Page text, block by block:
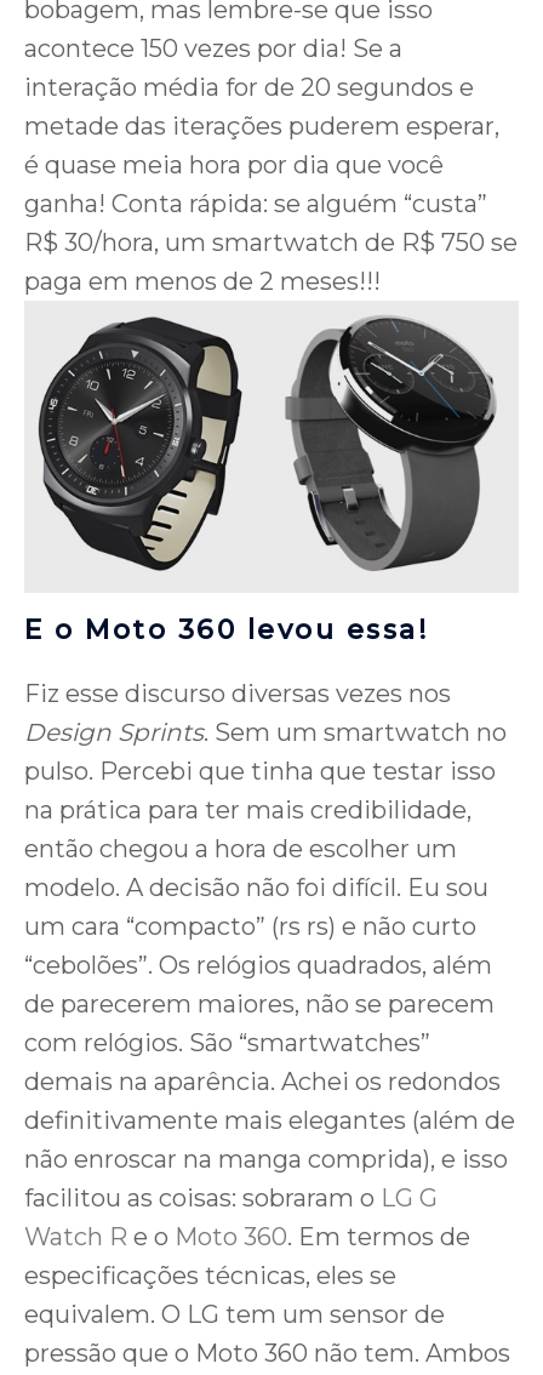
bobagem, mas lembre-se que isso
acontece 150 vezes por dia! Se a
interação média for de 20 segundos e
metade das iterações puderem esperar,
é quase meia hora por dia que você
ganha! Conta rápida: se alguém “custa”
R$ 30/hora, um smartwatch de R$ 750 se
paga em menos de 2 meses!!!
E o Moto 360 levou essa!
Fiz esse discurso diversas vezes nos
Design Sprints. Sem um smartwatch no
pulso. Percebi que tinha que testar isso
na prática para ter mais credibilidade,
então chegou a hora de escolher um
modelo. A decisão não foi difícil. Eu sou
um cara “compacto” (rs rs) e não curto
“cebolões”. Os relógios quadrados, além
de parecerem maiores, não se parecem
com relógios. São “smartwatches”
demais na aparência. Achei os redondos
definitivamente mais elegantes (além de
não enroscar na manga comprida), e isso
facilitou as coisas: sobraram o LG G
Watch R e o Moto 360. Em termos de
especificações técnicas, eles se
equivalem. O LG tem um sensor de
pressão que o Moto 360 não tem. Ambos